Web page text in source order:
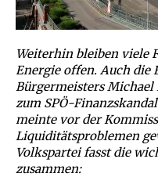
Weiterhin bleiben viele
Energie offen. Auch die
Bürgermeisters
zum SPÖ-
meinte vor der
Liquiditätsproblemen
Volkspartei fasst die
zusammen: